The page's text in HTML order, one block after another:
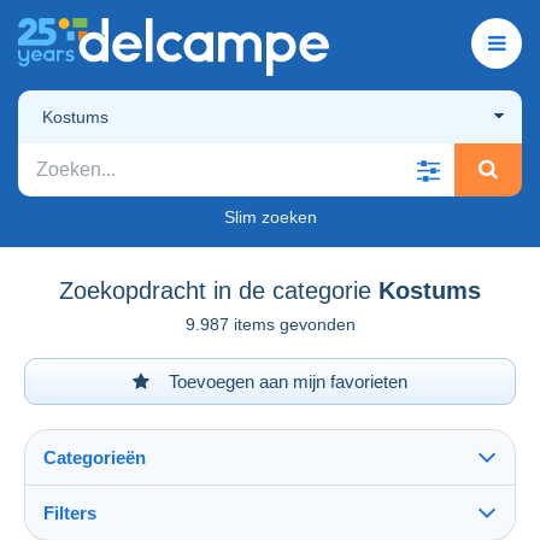
Kostums
Slim zoeken
Zoekopdracht in de categorie Kostums
9.987 items gevonden
Toevoegen aan mijn favorieten
Categorieën
Filters